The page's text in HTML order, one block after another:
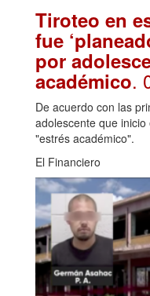
Tiroteo en
fue
por
académico.
De acuerdo con las
adolescente que
"estrés académico".
El Financiero